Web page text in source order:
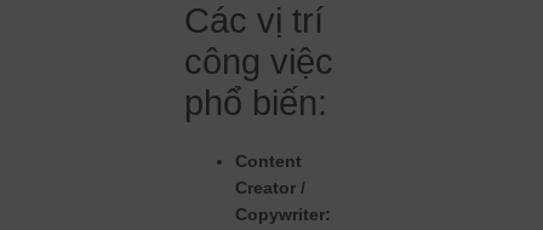
Các vị trí
công việc
phổ biến:
Content
Creator /
Copywriter: